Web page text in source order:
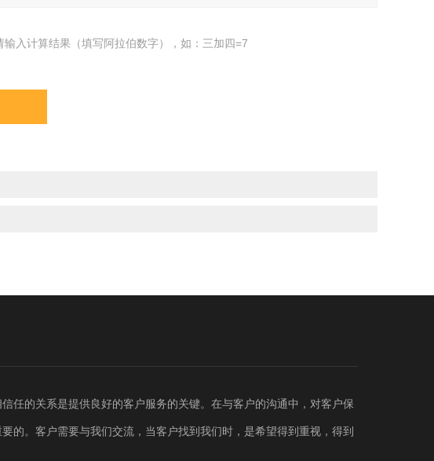
输入计算结果（填写阿拉伯数字），如：三加四=7
任的关系是提供良好的客户服务的关键。在与客户的沟通中，对客户保
的。客户需要与我们交流，当客户找到我们时，是希望得到重视，得到